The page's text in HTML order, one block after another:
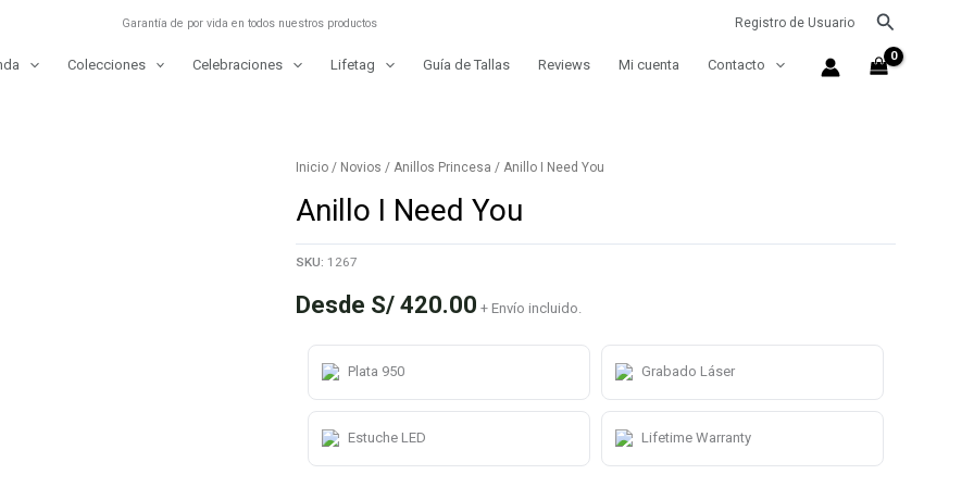
Garantía de por vida en todos nuestros productos Registro de Usuario Buscar
Colecciones Celebraciones Lifetag Guía de Tallas Reviews Mi cuenta Contacto
Inicio / Novios / Anillos Princesa / Anillo I Need You
Anillo I Need You
SKU: 1267
Desde S/ 420.00 + Envío incluido.
Plata 950 Grabado Láser
Estuche LED Lifetime Warranty